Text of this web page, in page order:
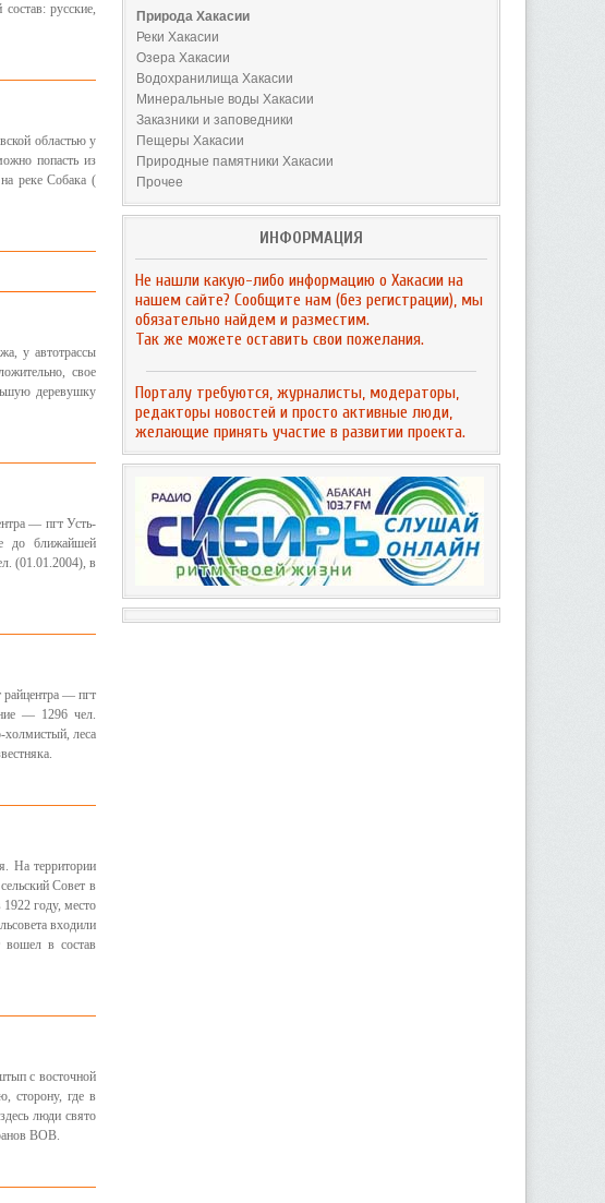
русские,
областью у
попасть из
реке Собака (
у автотрассы
свое
деревушку
— пгт Усть-
до ближайшей
(01.01.2004), в
— пгт
— 1296 чел.
леса
На территории
Совет в
году, место
входили
в состав
с восточной
сторону, где в
люди свято
ВОВ.
Природа Хакасии
Реки Хакасии
Озера Хакасии
Водохранилища Хакасии
Минеральные воды Хакасии
Заказники и заповедники
Пещеры Хакасии
Природные памятники Хакасии
Прочее
ИНФОРМАЦИЯ
Не нашли какую-либо информацию о Хакасии на
нашем сайте? Сообщите нам (без регистрации), мы
обязательно найдем и разместим.
Так же можете оставить свои пожелания.
Порталу требуются, журналисты, модераторы,
редакторы новостей и просто активные люди,
желающие принять участие в развитии проекта.